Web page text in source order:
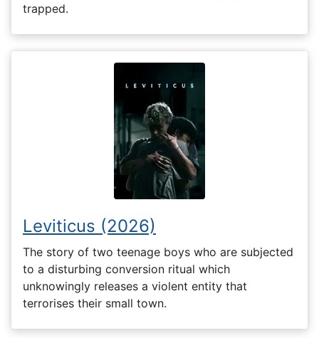
trapped.
Leviticus (2026)
The story of two teenage boys who are subjected
to a disturbing conversion ritual which
unknowingly releases a violent entity that
terrorises their small town.